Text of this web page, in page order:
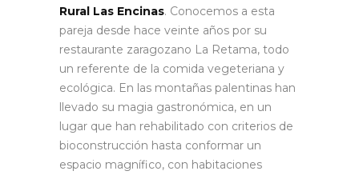
Rural Las Encinas. Conocemos a esta
pareja desde hace veinte años por su
restaurante zaragozano La Retama, todo
un referente de la comida vegeteriana y
ecológica. En las montañas palentinas han
llevado su magia gastronómica, en un
lugar que han rehabilitado con criterios de
bioconstrucción hasta conformar un
espacio magnífico, con habitaciones